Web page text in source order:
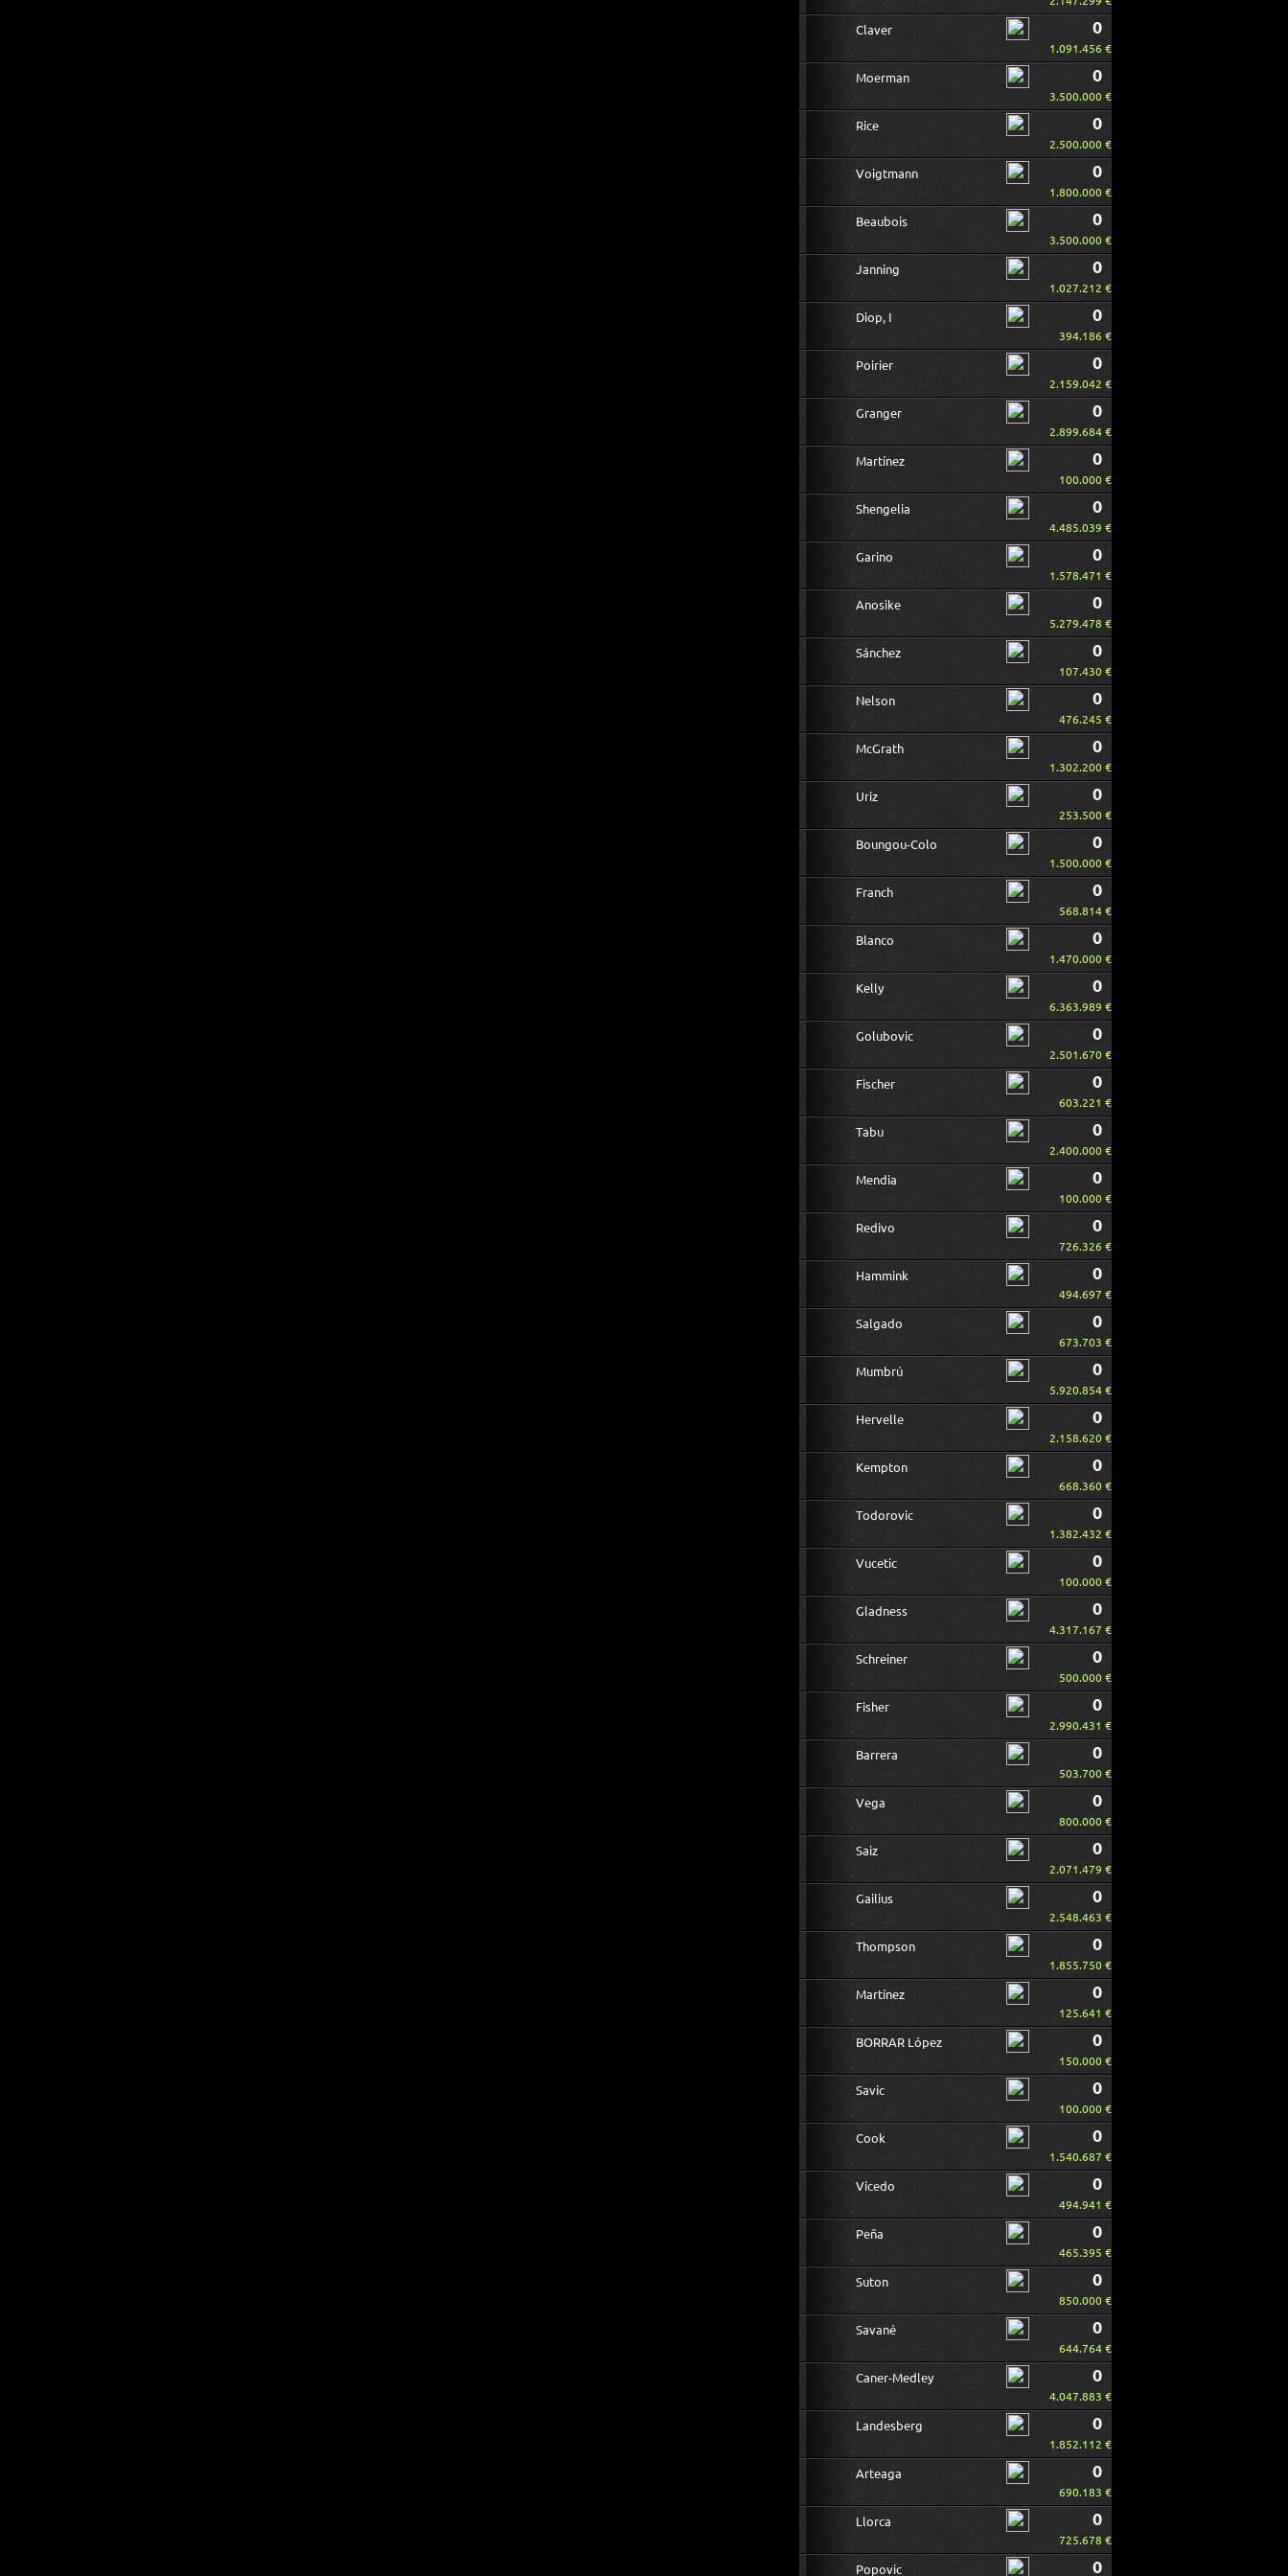
Claver 0
1.091.456 €
Moerman 0
3.500.000 €
Rice 0
2.500.000 €
Voigtmann 0
1.800.000 €
Beaubois 0
3.500.000 €
Janning 0
1.027.212 €
Diop, I 0
394.186 €
Poirier 0
2.159.042 €
Granger 0
2.899.684 €
Martínez 0
100.000 €
Shengelia 0
4.485.039 €
Garino 0
1.578.471 €
Anosike 0
5.279.478 €
Sánchez 0
107.430 €
Nelson 0
476.245 €
McGrath 0
1.302.200 €
Uriz 0
253.500 €
Boungou-Colo 0
1.500.000 €
Franch 0
568.814 €
Blanco 0
1.470.000 €
Kelly 0
6.363.989 €
Golubovic 0
2.501.670 €
Fischer 0
603.221 €
Tabu 0
2.400.000 €
Mendia 0
100.000 €
Redivo 0
726.326 €
Hammink 0
494.697 €
Salgado 0
673.703 €
Mumbrú 0
5.920.854 €
Hervelle 0
2.158.620 €
Kempton 0
668.360 €
Todorovic 0
1.382.432 €
Vucetic 0
100.000 €
Gladness 0
4.317.167 €
Schreiner 0
500.000 €
Fisher 0
2.990.431 €
Barrera 0
503.700 €
Vega 0
800.000 €
Saiz 0
2.071.479 €
Gailius 0
2.548.463 €
Thompson 0
1.855.750 €
Martínez 0
125.641 €
BORRAR López 0
150.000 €
Savic 0
100.000 €
Cook 0
1.540.687 €
Vicedo 0
494.941 €
Peña 0
465.395 €
Suton 0
850.000 €
Savané 0
644.764 €
Caner-Medley 0
4.047.883 €
Landesberg 0
1.852.112 €
Arteaga 0
690.183 €
Llorca 0
725.678 €
Popovic 0